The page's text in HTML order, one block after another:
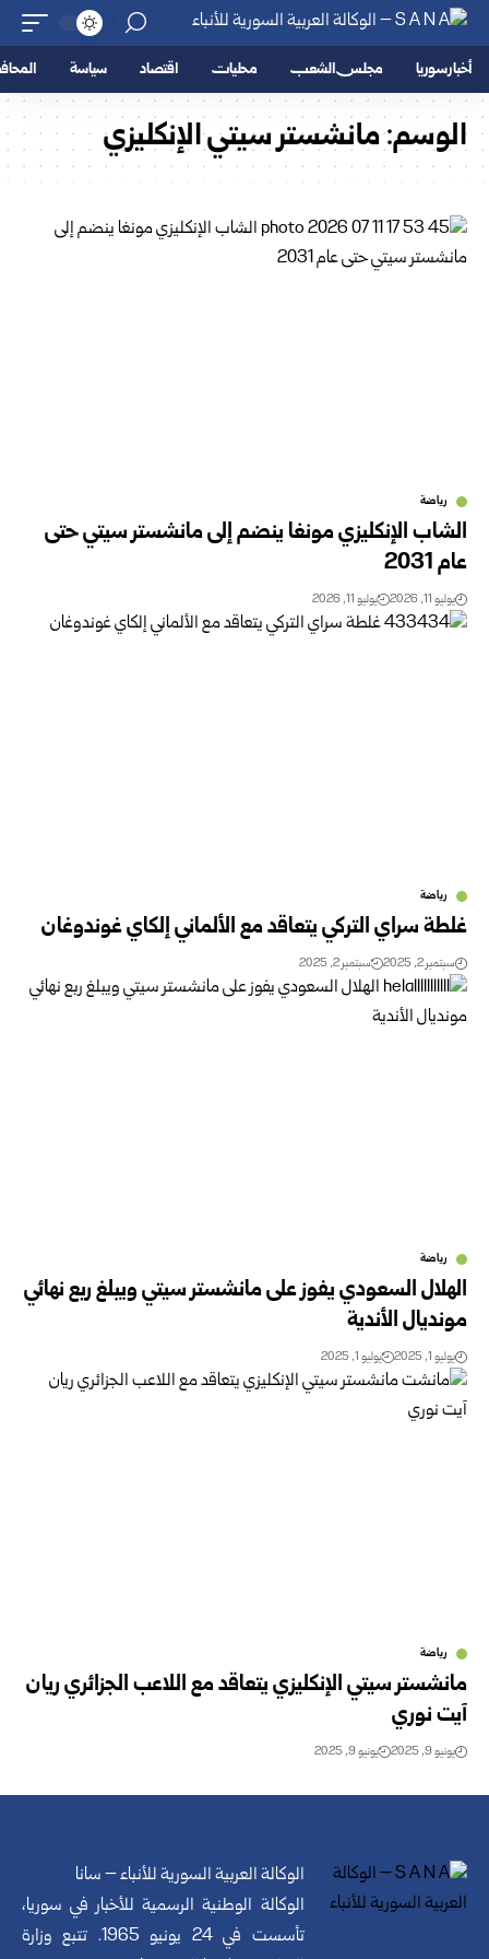
أخبار سوريا مجلس الشعب محليات اقتصاد سياسة
الوسم:مانشستر سيتي الإنكليزي
رياضة
الشاب الإنكليزي مونغا ينضم إلى مانشستر سيتي حتى
عام 2031
يوليو 11, 2026 يوليو 11, 2026
رياضة
غلطة سراي التركي يتعاقد مع الألماني إلكاي غوندوغان
سبتمبر 2, 2025 سبتمبر 2, 2025
رياضة
الهلال السعودي يفوز على مانشستر سيتي ويبلغ ربع نهائي
مونديال الأندية
يوليو 1, 2025 يوليو 1, 2025
رياضة
مانشستر سيتي الإنكليزي يتعاقد مع اللاعب الجزائري ريان
آيت نوري
يونيو 9, 2025 يونيو 9, 2025
الوكالة العربية السورية للأنباء – سانا
الوكالة الوطنية الرسمية للأخبار في سوريا،
تأسست في 24 يونيو 1965. تتبع وزارة